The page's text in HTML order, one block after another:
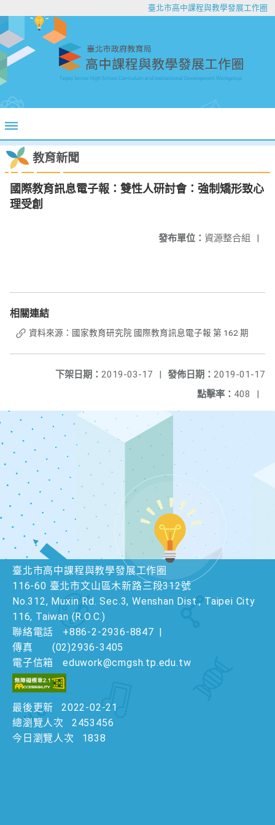
臺北市高中課程與教學發展工作圈
教育新聞
國際教育訊息電子報：雙性人研討會：強制矯形致心
理受創
發布單位： 資源整合組 |
相關連結
資料來源：國家教育研究院 國際教育訊息電子報 第 162 期
發佈日期： 2019-01-17
下架日期： 2019-03-17
|
點擊率： 408 |
臺北市高中課程與教學發展工作圈
116-60 臺北市文山區木新路三段312號
No.312, Muxin Rd. Sec.3, Wenshan Dist., Taipei City
116, Taiwan (R.O.C.)
聯絡電話
+886-2-2936-8847 |
傳真
(02)2936-3405
電子信箱
eduwork@cmgsh.tp.edu.tw
最後更新
2022-02-21
總瀏覽人次
2453456
今日瀏覽人次
1838